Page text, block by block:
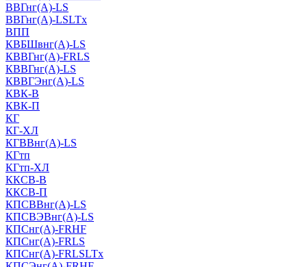
ВВГнг(А)-LS
ВВГнг(А)-LSLTx
ВПП
КВБШвнг(А)-LS
КВВГнг(А)-FRLS
КВВГнг(А)-LS
КВВГЭнг(А)-LS
КВК-В
КВК-П
КГ
КГ-ХЛ
КГВВнг(А)-LS
КГтп
КГтп-ХЛ
ККСВ-В
ККСВ-П
КПСВВнг(А)-LS
КПСВЭВнг(А)-LS
КПСнг(А)-FRHF
КПСнг(А)-FRLS
КПСнг(А)-FRLSLTx